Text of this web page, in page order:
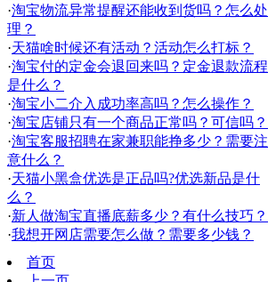
·淘宝物流异常提醒还能收到货吗？怎么处
理？
·天猫啥时候还有活动？活动怎么打标？
·淘宝付的定金会退回来吗？定金退款流程
是什么？
·淘宝小二介入成功率高吗？怎么操作？
·淘宝店铺只有一个商品正常吗？可信吗？
·淘宝客服招聘在家兼职能挣多少？需要注
意什么？
·天猫小黑盒优选是正品吗?优选新品是什
么？
·新人做淘宝直播底薪多少？有什么技巧？
·我想开网店需要怎么做？需要多少钱？
首页